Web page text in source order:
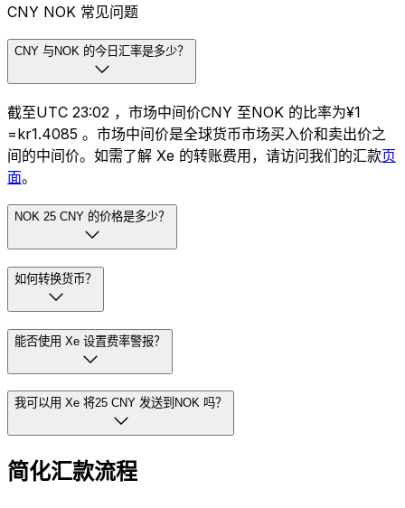
CNY NOK 常见问题
CNY 与NOK 的今日汇率是多少？
截至UTC 23:02 ，市场中间价CNY 至NOK 的比率为¥1
=kr1.4085 。市场中间价是全球货币市场买入价和卖出价之
间的中间价。如需了解 Xe 的转账费用，请访问我们的汇款页
面。
NOK 25 CNY 的价格是多少？
如何转换货币？
能否使用 Xe 设置费率警报？
我可以用 Xe 将25 CNY 发送到NOK 吗？
简化汇款流程